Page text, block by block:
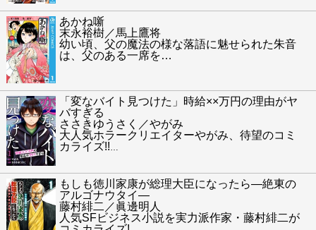
あかね噺
末永裕樹／馬上鷹将
幼い頃、父の魔法の様な落語に魅せられた朱音
は、父のある一席を…
「変なバイト見つけた」時給××万円の理由がヤ
バすぎる
ささきゆうさく／やがみ
大人気ホラークリエイターやがみ、待望のコミ
カライズ!!…
もしも徳川家康が総理大臣になったら―絶東の
アルゴナウタイ―
藤村緋二／眞邊明人
人気SFビジネス小説を実力派作家・藤村緋二が